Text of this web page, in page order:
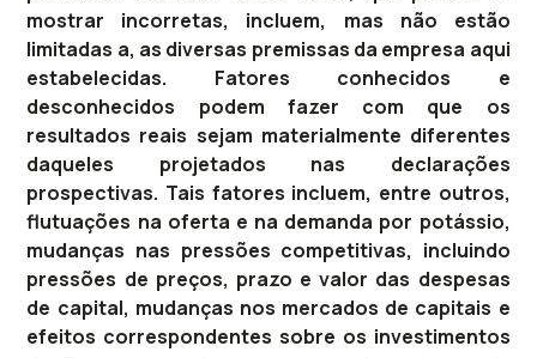
mostrar incorretas, incluem, mas não estão
limitadas a, as diversas premissas da empresa aqui
estabelecidas. Fatores conhecidos e
desconhecidos podem fazer com que os
resultados reais sejam materialmente diferentes
daqueles projetados nas declarações
prospectivas. Tais fatores incluem, entre outros,
flutuações na oferta e na demanda por potássio,
mudanças nas pressões competitivas, incluindo
pressões de preços, prazo e valor das despesas
de capital, mudanças nos mercados de capitais e
efeitos correspondentes sobre os investimentos